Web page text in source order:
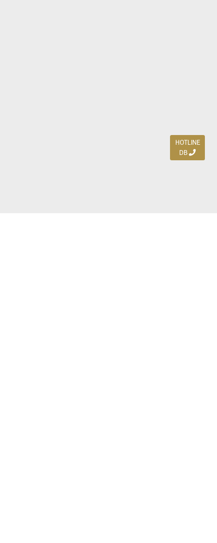
HOTLINE
DB